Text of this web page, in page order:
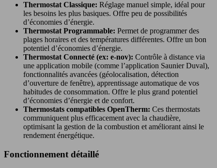
Thermostat Classique: Réglage manuel simple, idéal pour
les besoins les plus basiques. Offre peu de possibilités
d’économies d’énergie.
Thermostat Programmable: Permet de programmer des
plages horaires et des températures différentes. Offre un bon
potentiel d’économies d’énergie.
Thermostat Connecté (ex: e-nov): Contrôle à distance via
une application mobile (comme l’application Saunier Duval),
fonctionnalités avancées (géolocalisation, détection
d’ouverture de fenêtre), apprentissage automatique de vos
habitudes de consommation. Offre le plus grand potentiel
d’économies d’énergie et de confort.
Thermostats compatibles OpenTherm: Ces thermostats
communiquent plus efficacement avec la chaudière,
optimisant la gestion de la combustion et améliorant ainsi le
rendement énergétique.
Fonctionnement détaillé